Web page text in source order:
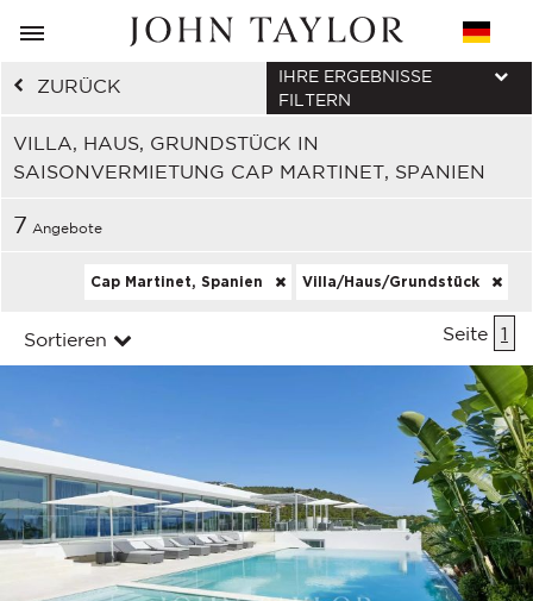
ZURÜCK
VILLA, HAUS, GRUNDSTÜCK IN
SAISONVERMIETUNG CAP MARTINET, SPANIEN
IHRE ERGEBNISSE
FILTERN
7 Angebote
Cap Martinet, Spanien Villa/Haus/Grundstück
Sortieren Seite 1